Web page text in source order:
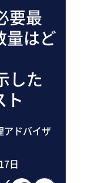
要最
量はど
した
ト
アドバイザ
日